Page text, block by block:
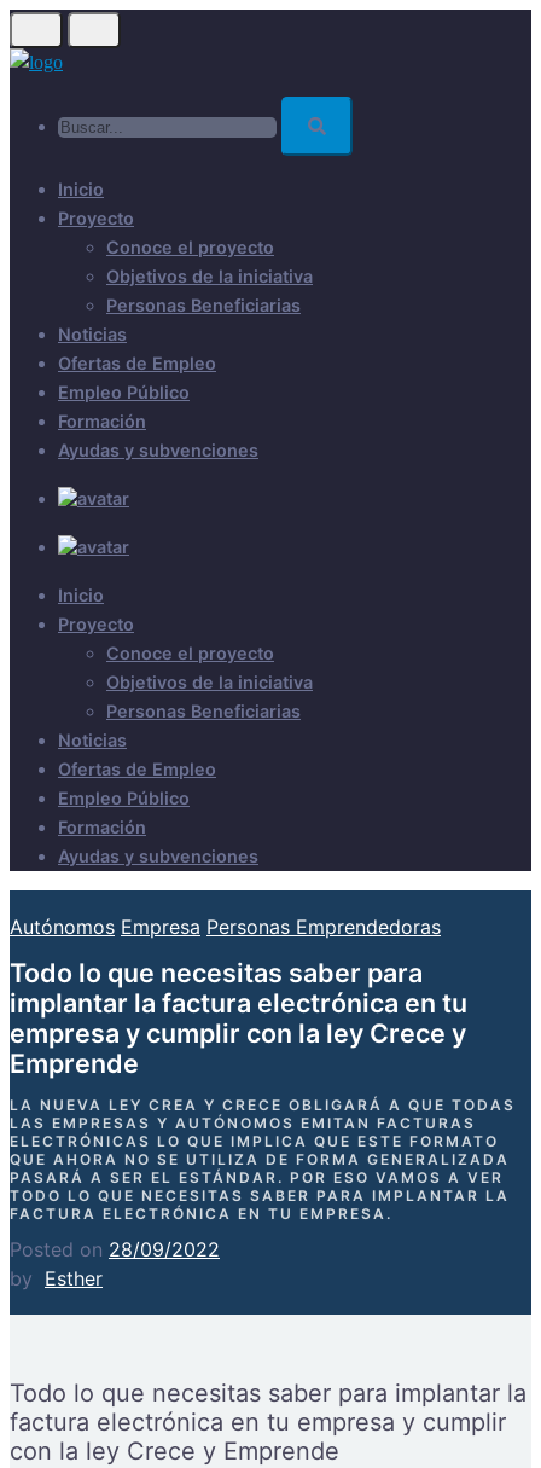
Skip
to
Inicio
Proyecto
Conoce el proyecto
Objetivos de la iniciativa
Personas Beneficiarias
Noticias
Ofertas de Empleo
Empleo Público
Formación
Ayudas y subvenciones
Inicio
Proyecto
Conoce el proyecto
Objetivos de la iniciativa
Personas Beneficiarias
Noticias
Ofertas de Empleo
Empleo Público
Formación
Ayudas y subvenciones
Autónomos Empresa Personas Emprendedoras
Todo lo que necesitas saber para
implantar la factura electrónica en tu
empresa y cumplir con la ley Crece y
Emprende
LA NUEVA LEY CREA Y CRECE OBLIGARÁ A QUE TODAS
LAS EMPRESAS Y AUTÓNOMOS EMITAN FACTURAS
ELECTRÓNICAS LO QUE IMPLICA QUE ESTE FORMATO
QUE AHORA NO SE UTILIZA DE FORMA GENERALIZADA
PASARÁ A SER EL ESTÁNDAR. POR ESO VAMOS A VER
TODO LO QUE NECESITAS SABER PARA IMPLANTAR LA
FACTURA ELECTRÓNICA EN TU EMPRESA.
Posted on 28/09/2022
by Esther
Todo lo que necesitas saber para implantar la
factura electrónica en tu empresa y cumplir
con la ley Crece y Emprende